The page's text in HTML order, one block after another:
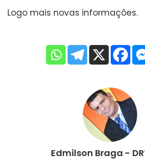
Logo mais novas informações.
Edmilson Braga -